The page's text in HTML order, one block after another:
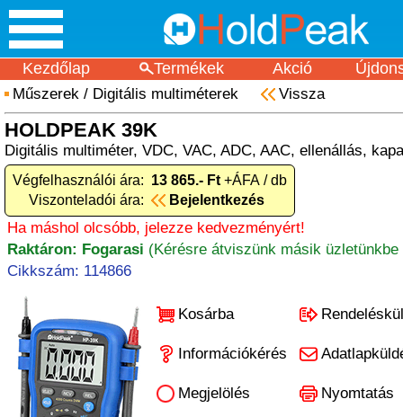
Kezdőlap Termékek Akció
Műszerek / Digitális multiméterek Vissza
HOLDPEAK 39K
Digitális multiméter, VDC, VAC, ADC, AAC, ellenállás,
Végfelhasználói ára: 13 865.- Ft +ÁFA / db
Viszonteladói ára:
Bejelentkezés
Ha máshol olcsóbb, jelezze kedvezményért!
Raktáron: Fogarasi (Kérésre átviszünk másik üzletünkbe
Cikkszám: 114866
Kosárba
Információkérés
Megjelölés Nyomtatás